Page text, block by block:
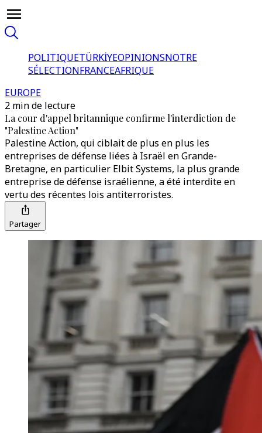
POLITIQUETÜRKİYEOPINIONSNOTRE
SÉLECTIONFRANCEAFRIQUE
EUROPE
2 min de lecture
La cour d'appel britannique confirme l'interdiction de
"Palestine Action"
Palestine Action, qui ciblait de plus en plus les
entreprises de défense liées à Israël en Grande-
Bretagne, en particulier Elbit Systems, la plus grande
entreprise de défense israélienne, a été interdite en
vertu des récentes lois antiterroristes.
Partager